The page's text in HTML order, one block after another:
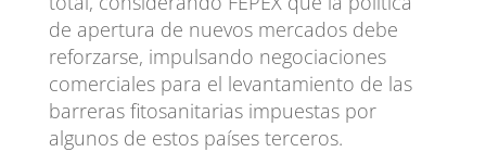
de apertura de nuevos mercados debe
reforzarse, impulsando negociaciones
comerciales para el levantamiento de las
barreras fitosanitarias impuestas por
algunos de estos países terceros.